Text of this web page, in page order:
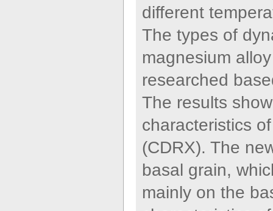
different
The types of
magnesium
researched
The results
characteristics
(CDRX). The
basal grain,
mainly on the